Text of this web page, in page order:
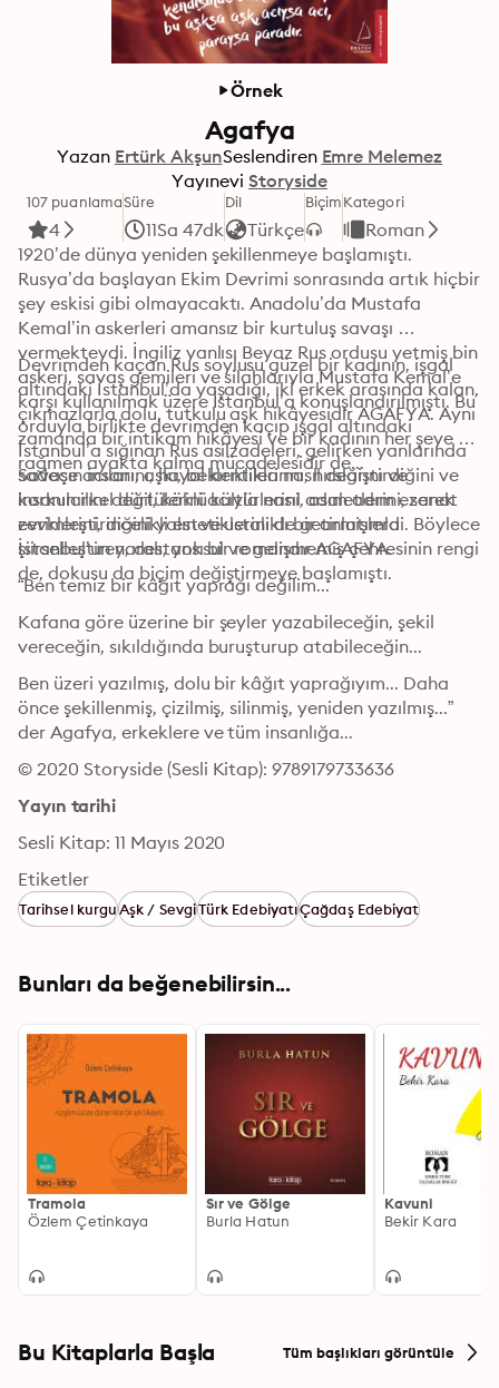
Örnek
Agafya
Yazan Ertürk AkşunSeslendiren Emre Melemez
Yayınevi Storyside
107 puanlama
4
Süre
11Sa 47dk
Dil
Türkçe
BiçimKategori
Roman
1920’de dünya yeniden şekillenmeye başlamıştı.
Rusya’da başlayan Ekim Devrimi sonrasında artık hiçbir
şey eskisi gibi olmayacaktı. Anadolu’da Mustafa
Kemal’in askerleri amansız bir kurtuluş savaşı
vermekteydi. İngiliz yanlısı Beyaz Rus ordusu yetmiş bin
askeri, savaş gemileri ve silahlarıyla Mustafa Kemal’e
karşı kullanılmak üzere İstanbul’a konuşlandırılmıştı. Bu
orduyla birlikte devrimden kaçıp işgal altındaki
İstanbul’a sığınan Rus asilzadeleri, gelirken yanlarında
sadece acılarını, hayal kırıklıklarını, hırslarını ve
korkularını değil, köklü kültürlerini, asaletlerini, sanat
zevklerini, incelikli estetiklerini de getirmişlerdi. Böylece
İstanbul’un yaralı, yoksul ve gelişmemiş çehresinin rengi
de, dokusu da biçim değiştirmeye başlamıştı.
Devrimden kaçan Rus soylusu güzel bir kadının, işgal
altındaki İstanbul’da yaşadığı, iki erkek arasında kalan,
çıkmazlarla dolu, tutkulu aşk hikâyesidir AGAFYA. Aynı
zamanda bir intikam hikâyesi ve bir kadının her şeye
rağmen ayakta kalma mücadelesidir de...
Savaşın insanı, aşkı, beklentileri nasıl değiştirdiğini ve
insanın ilkel dürtülerini acıyla nasıl adım adım ezerek
evrimleştirdiğini yalın ve ustalıklı bir anlatımla
şiirselleştiren, destansı bir romandır AGAFYA.
“Ben temiz bir kâğıt yaprağı değilim...
Kafana göre üzerine bir şeyler yazabileceğin, şekil
vereceğin, sıkıldığında buruşturup atabileceğin...
Ben üzeri yazılmış, dolu bir kâğıt yaprağıyım... Daha
önce şekillenmiş, çizilmiş, silinmiş, yeniden yazılmış...”
der Agafya, erkeklere ve tüm insanlığa...
© 2020 Storyside (Sesli Kitap): 9789179733636
Yayın tarihi
Sesli Kitap: 11 Mayıs 2020
Etiketler
Tarihsel kurguAşk / SevgiTürk EdebiyatıÇağdaş Edebiyat
Bunları da beğenebilirsin...
Tramola
Özlem Çetinkaya
Sır ve Gölge
Burla Hatun
Kavuni
Bekir Kara
Bu Kitaplarla Başla Tüm başlıkları görüntüle